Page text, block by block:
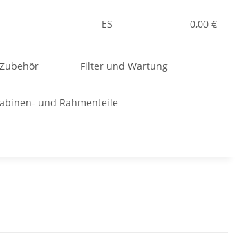
ES 0,00 €
Filter und Wartung
und Rahmenteile